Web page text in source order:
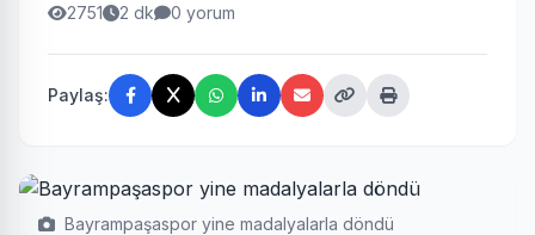
2751 2 dk 0 yorum
Paylaş:
Bayrampaşaspor yine madalyalarla döndü